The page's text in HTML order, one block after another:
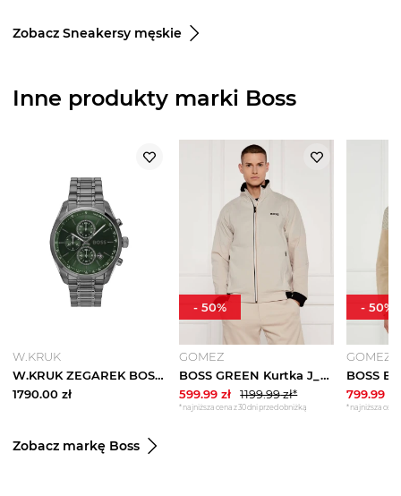
Zobacz Sneakersy męskie
Inne produkty marki Boss
W.KRUK
W.KRUK ZEGAREK BOSS GRAND PRIX
1790.00 zł
GOMEZ
BOSS GREEN Kurtka J_Alley | Regular Fit beżowy
599.99 zł 1199.99zł*
*najniższa cena z 30 dni przed obniżką
-50%
GOMEZ
799.99zł
*najniższa cena
- 50%
Zobacz markę Boss